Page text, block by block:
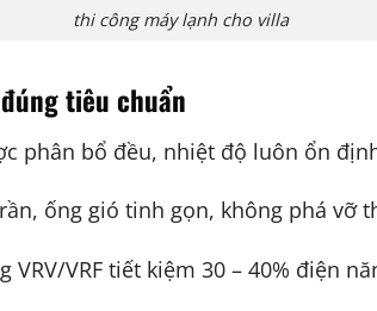
thi công máy lạnh cho villa
tiêu chuẩn
phân bổ đều, nhiệt độ luôn ổn
ống gió tinh gọn, không phá vỡ
VRV/VRF tiết kiệm 30 – 40% điện